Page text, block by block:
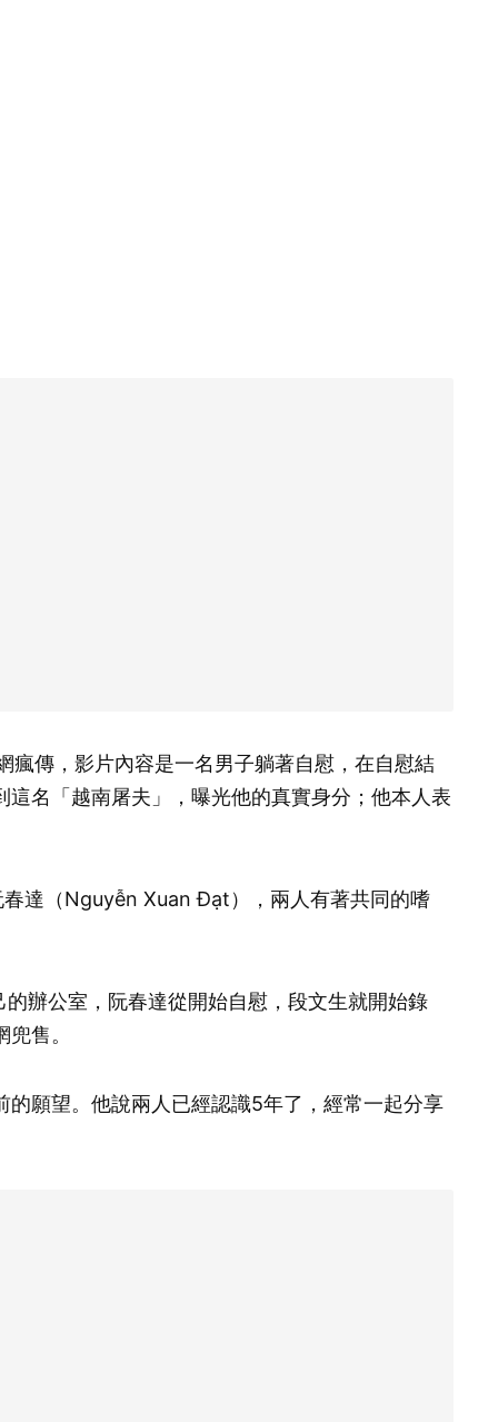
傳，影片內容是一名男子躺著自慰，在自慰結
名「越南屠夫」，曝光他的真實身分；他本人表
達（Nguyễn Xuan Đạt），兩人有著共同的嗜
辦公室，阮春達從開始自慰，段文生就開始錄
售。
願望。他說兩人已經認識5年了，經常一起分享